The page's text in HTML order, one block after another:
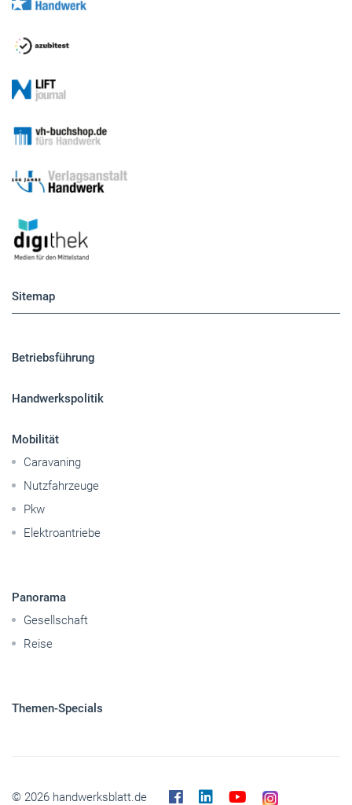
Sitemap
Betriebsführung
Handwerkspolitik
Mobilität
Caravaning
Nutzfahrzeuge
Pkw
Elektroantriebe
Panorama
Gesellschaft
Reise
Themen-Specials
© 2026 handwerksblatt.de